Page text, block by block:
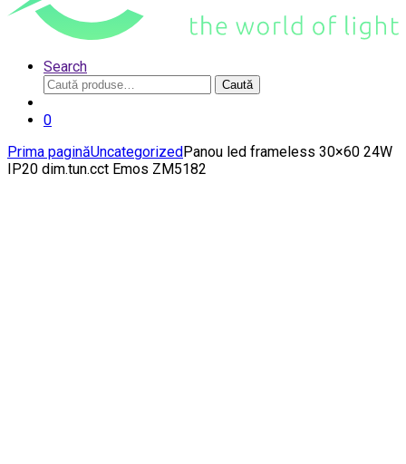
Search
Caută
după:
Caută
0
Prima paginăUncategorizedPanou led frameless 30×60 24W
IP20 dim.tun.cct Emos ZM5182